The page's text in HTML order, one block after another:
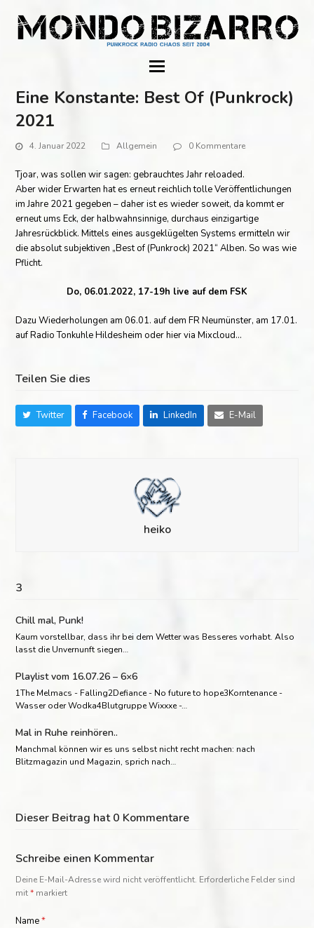
Eine Konstante: Best Of (Punkrock)
2021
4. Januar 2022 Allgemein 0 Kommentare
Tjoar, was sollen wir sagen: gebrauchtes Jahr reloaded.
Aber wider Erwarten hat es erneut reichlich tolle Veröffentlichungen
im Jahre 2021 gegeben – daher ist es wieder soweit, da kommt er
erneut ums Eck, der halbwahnsinnige, durchaus einzigartige
Jahresrückblick. Mittels eines ausgeklügelten Systems ermitteln wir
die absolut subjektiven „Best of (Punkrock) 2021“ Alben. So was wie
Pflicht.
Do, 06.01.2022, 17-19h live auf dem FSK
Dazu Wiederholungen am 06.01. auf dem FR Neumünster, am 17.01.
auf Radio Tonkuhle Hildesheim oder hier via Mixcloud…
Teilen Sie dies
Twitter Facebook LinkedIn E-Mail
heiko
3
Chill mal, Punk!
Kaum vorstellbar, dass ihr bei dem Wetter was Besseres vorhabt. Also
lasst die Unvernunft siegen…
Playlist vom 16.07.26 – 6×6
1The Melmacs - Falling2Defiance - No future to hope3Korntenance -
Wasser oder Wodka4Blutgruppe Wixxxe -…
Mal in Ruhe reinhören..
Manchmal können wir es uns selbst nicht recht machen: nach
Blitzmagazin und Magazin, sprich nach…
Dieser Beitrag hat 0 Kommentare
Schreibe einen Kommentar
Deine E-Mail-Adresse wird nicht veröffentlicht. Erforderliche Felder sind
mit* markiert
Name*